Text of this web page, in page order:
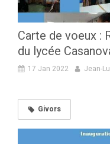
Carte de voeux :
du lycée
17 Jan 2022 Jean-
Givors